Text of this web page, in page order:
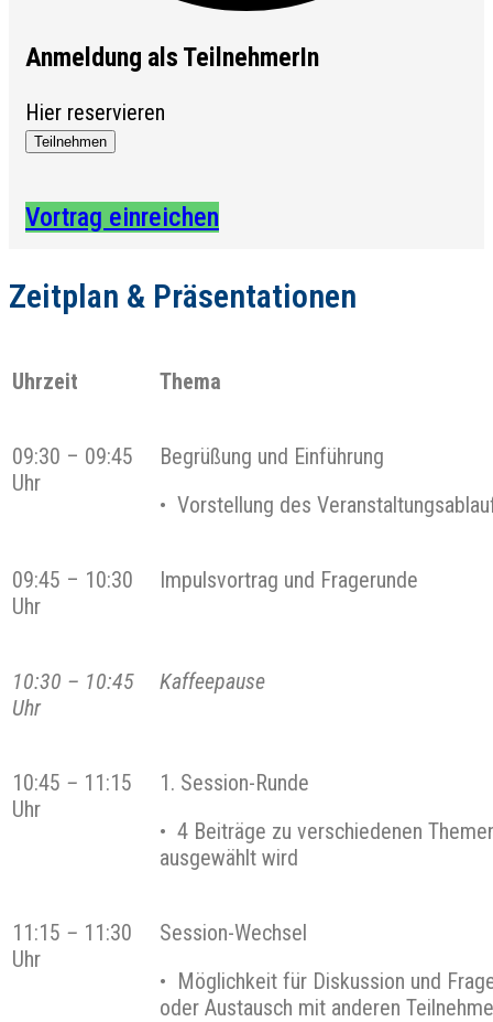
Anmeldung als TeilnehmerIn
Hier reservieren
Teilnehmen
Vortrag einreichen
Zeitplan & Präsentationen
Uhrzeit Thema
09:30 – 09:45
Uhr
Begrüßung und Einführung
• Vorstellung des
09:45 – 10:30
Uhr
Impulsvortrag und Fragerunde
10:30 – 10:45
Uhr
Kaffeepause
10:45 – 11:15
Uhr
1. Session-Runde
• 4 Beiträge zu verschiedenen
ausgewählt wird
11:15 – 11:30
Uhr
Session-Wechsel
• Möglichkeit für Diskussion und
oder Austausch mit anderen